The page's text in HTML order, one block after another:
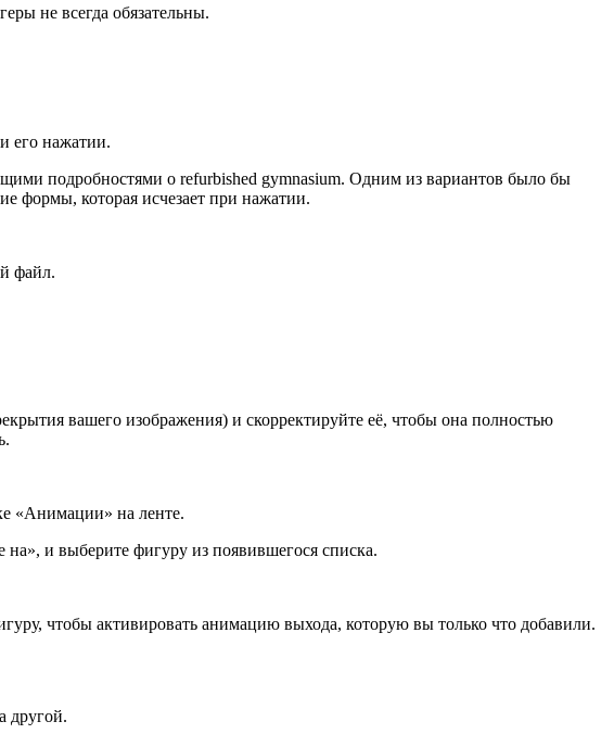
не всегда обязательны.
его нажатии.
подробностями о refurbished gymnasium. Одним из вариантов было бы
формы, которая исчезает при нажатии.
файл.
вашего изображения) и скорректируйте её, чтобы она полностью
«Анимации» на ленте.
и выберите фигуру из появившегося списка.
чтобы активировать анимацию выхода, которую вы только что добавили.
другой.